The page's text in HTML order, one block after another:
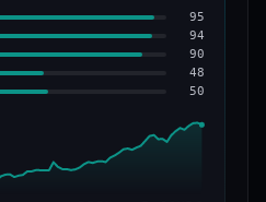
#193
50/100
95
94
90
48
50